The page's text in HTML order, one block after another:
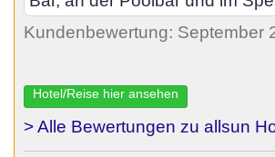
Kundenbewertung: September
Hotel/Reise hier ansehen
> Alle Bewertungen zu allsun